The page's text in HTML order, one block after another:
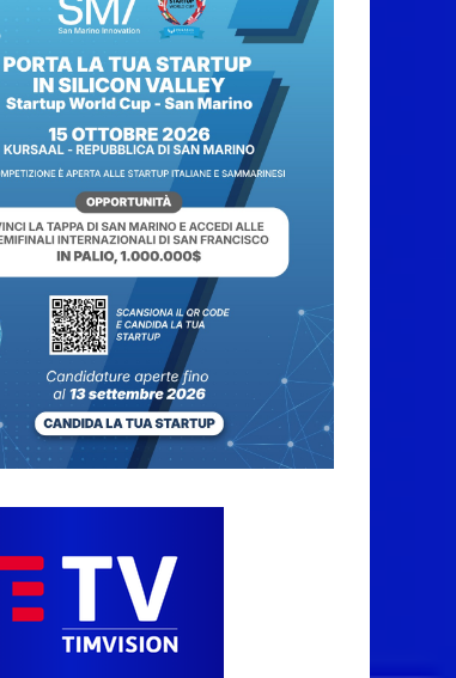
Protezione Civile San
Marino. Incendi
boschivi: attivazione
della fase preliminare
di preallarme, dal 3 al
9 agosto
6 Agosto 2026